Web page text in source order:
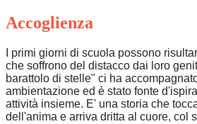
Accoglienza
I primi giorni di scuola possono
che soffrono del distacco dai loro
barattolo di stelle" ci ha
ambientazione ed è stato fonte
attività insieme. E' una storia che
dell'anima e arriva dritta al cuore, col